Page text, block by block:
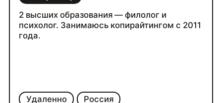
Удаленно Россия
2 высших образования — филолог и
психолог. Занимаюсь копирайтингом с 2011
года.